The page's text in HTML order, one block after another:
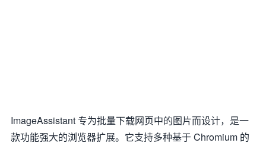
ImageAssistant 专为批量下载网页中的图片而设计，是一
款功能强大的浏览器扩展。它支持多种基于 Chromium 的